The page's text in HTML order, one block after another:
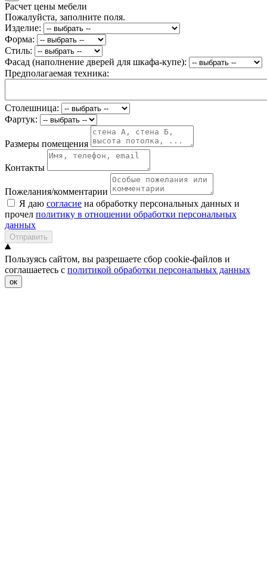
Расчет цены мебели
Пожалуйста, заполните поля.
Изделие:
Форма:
Стиль:
Фасад (наполнение дверей для шкафа-купе):
Предполагаемая техника:
Столешница:
Фартук:
Размеры помещения
Контакты
Пожелания/комментарии
Я даю согласие на обработку персональных данных и
прочел политику в отношении обработки персональных
данных
Отправить
Пользуясь сайтом, вы разрешаете сбор cookie-файлов и
соглашаетесь с политикой обработки персональных данных
ок